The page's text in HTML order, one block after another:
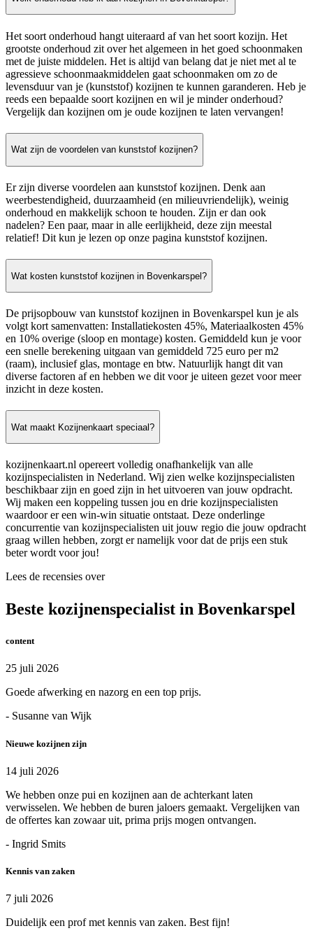
Het soort onderhoud hangt uiteraard af van het soort kozijn. Het
grootste onderhoud zit over het algemeen in het goed schoonmaken
met de juiste middelen. Het is altijd van belang dat je niet met al te
agressieve schoonmaakmiddelen gaat schoonmaken om zo de
levensduur van je (kunststof) kozijnen te kunnen garanderen. Heb je
reeds een bepaalde soort kozijnen en wil je minder onderhoud?
Vergelijk dan kozijnen om je oude kozijnen te laten vervangen!
Wat zijn de voordelen van kunststof kozijnen?
Er zijn diverse voordelen aan kunststof kozijnen. Denk aan
weerbestendigheid, duurzaamheid (en milieuvriendelijk), weinig
onderhoud en makkelijk schoon te houden. Zijn er dan ook
nadelen? Een paar, maar in alle eerlijkheid, deze zijn meestal
relatief! Dit kun je lezen op onze pagina kunststof kozijnen.
Wat kosten kunststof kozijnen in Bovenkarspel?
De prijsopbouw van kunststof kozijnen in Bovenkarspel kun je als
volgt kort samenvatten: Installatiekosten 45%, Materiaalkosten 45%
en 10% overige (sloop en montage) kosten. Gemiddeld kun je voor
een snelle berekening uitgaan van gemiddeld 725 euro per m2
(raam), inclusief glas, montage en btw. Natuurlijk hangt dit van
diverse factoren af en hebben we dit voor je uiteen gezet voor meer
inzicht in deze kosten.
Wat maakt Kozijnenkaart speciaal?
kozijnenkaart.nl opereert volledig onafhankelijk van alle
kozijnspecialisten in Nederland. Wij zien welke kozijnspecialisten
beschikbaar zijn en goed zijn in het uitvoeren van jouw opdracht.
Wij maken een koppeling tussen jou en drie kozijnspecialisten
waardoor er een win-win situatie ontstaat. Deze onderlinge
concurrentie van kozijnspecialisten uit jouw regio die jouw opdracht
graag willen hebben, zorgt er namelijk voor dat de prijs een stuk
beter wordt voor jou!
Lees de recensies over
Beste kozijnenspecialist in Bovenkarspel
content
25 juli 2026
Goede afwerking en nazorg en een top prijs.
- Susanne van Wijk
Nieuwe kozijnen zijn
14 juli 2026
We hebben onze pui en kozijnen aan de achterkant laten
verwisselen. We hebben de buren jaloers gemaakt. Vergelijken van
de offertes kan zowaar uit, prima prijs mogen ontvangen.
- Ingrid Smits
Kennis van zaken
7 juli 2026
Duidelijk een prof met kennis van zaken. Best fijn!